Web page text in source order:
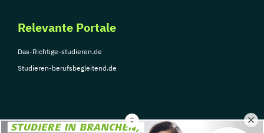
Relevante Portale
Das-Richtige-studieren.de
Studieren-berufsbegleitend.de